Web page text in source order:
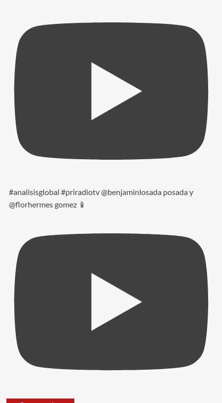
#analisisglobal #priradiotv @benjaminlosada posada y
@florhermes gomez 📱